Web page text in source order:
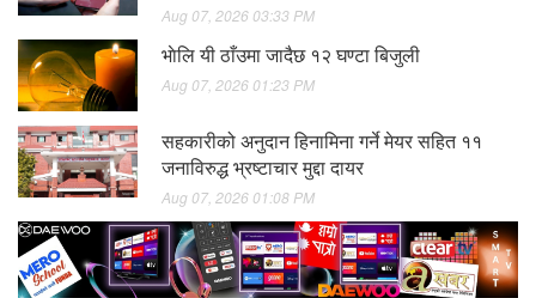
Aug 07, 2026 03:33 PM
भाेलि यी ठाँउमा जादैछ १२ घण्टा बिजुली
Aug 07, 2026 01:23 PM
सहकारीको अनुदान हिनामिना गर्ने मेयर सहित ११
जनाविरुद्ध भ्रष्टाचार मुद्दा दायर
Aug 07, 2026 01:08 PM